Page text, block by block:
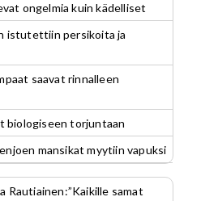
ongelmia kuin kädelliset
istutettiin persikoita ja
saavat rinnalleen
biologiseen torjuntaan
mansikat myytiin vapuksi
Rautiainen:”Kaikille samat